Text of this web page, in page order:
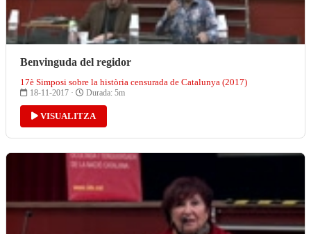
Benvinguda del regidor
17è Simposi sobre la història censurada de Catalunya (2017)
18-11-2017 · Durada: 5m
VISUALITZA